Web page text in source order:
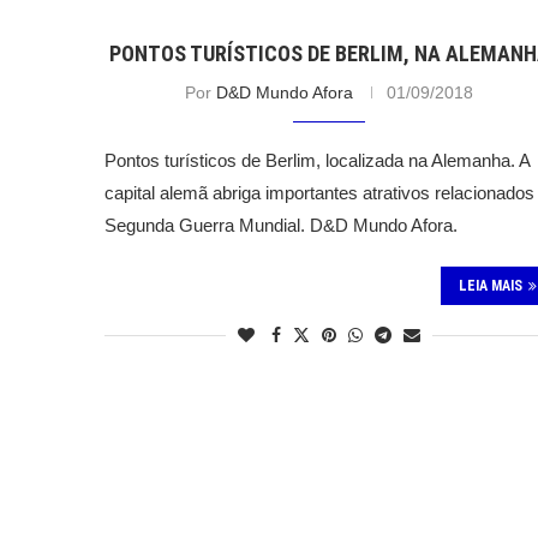
PONTOS TURÍSTICOS DE BERLIM, NA
Por D&D Mundo Afora 01/09/2018
Pontos turísticos de Berlim, localizada na Alemanha. A
capital alemã abriga importantes atrativos relacionados
Segunda Guerra Mundial. D&D Mundo Afora.
LEIA MAIS